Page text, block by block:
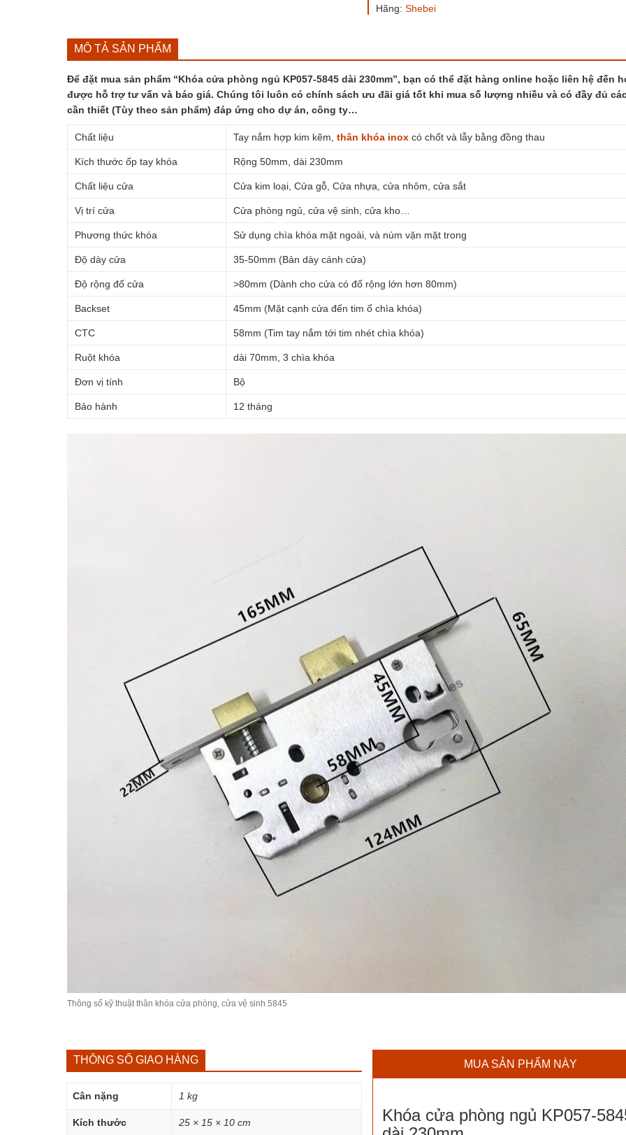
sốHãng: Shebei
MÔ TẢ SẢN PHẨM
Để đặt mua sản phẩm “Khóa cửa phòng ngủ KP057-5845 dài 230mm”, bạn có thể đặt hàng online hoặc liên hệ đến
được hỗ trợ tư vấn và báo giá. Chúng tôi luôn có chính sách ưu đãi giá tốt khi mua số lượng nhiều và có đầy đủ
cần thiết (Tùy theo sản phẩm) đáp ứng cho dự án, công ty…
Chất liệu Tay nắm hợp kim kẽm, thân khóa inoxcó chốt và lẫy bằng đồng thau
Kích thước ốp tay khóa Rộng 50mm, dài 230mm
Chất liệu cửa Cửa kim loại, Cửa gỗ, Cửa nhựa, cửa nhôm, cửa sắt
Vị trí cửa Cửa phòng ngủ, cửa vệ sinh, cửa kho…
Phương thức khóa Sử dụng chìa khóa mặt ngoài, và núm vặn mặt trong
Độ dày cửa 35-50mm (Bản dày cánh cửa)
Độ rộng đố cửa >80mm (Dành cho cửa có đố rộng lớn hơn 80mm)
Backset 45mm (Mặt cạnh cửa đến tim ổ chìa khóa)
CTC 58mm (Tim tay nắm tới tim nhét chìa khóa)
Ruột khóa dài 70mm, 3 chìa khóa
Đơn vị tính Bộ
Bảo hành 12 tháng
Thông số kỹ thuật thân khóa cửa phòng, cửa vệ sinh 5845
THÔNG SỐ GIAO HÀNG
Cân nặng 1 kg
Kích thước 25 × 15 × 10 cm
MUA SẢN PHẨM NÀY
Khóa cửa phòng ngủ KP057-